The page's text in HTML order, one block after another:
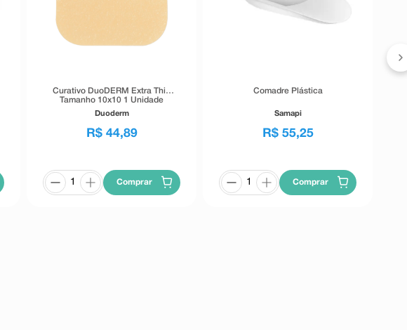
Curativo DuoDERM Extra Thin
Tamanho 10x10 1 Unidade
Duoderm
R$ 44,89
Comprar
Comadre Plástica
Samapi
R$ 55,25
Comprar